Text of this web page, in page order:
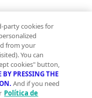
party cookies for
from your
You can
cookies" button,
BY PRESSING THE
And if you need
Política de